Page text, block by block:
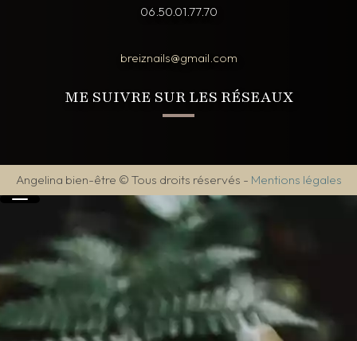
06.50.01.77.70
breiznails@gmail.com
ME SUIVRE SUR LES RÉSEAUX
Angelina bien-être © Tous droits réservés - Mentions légales